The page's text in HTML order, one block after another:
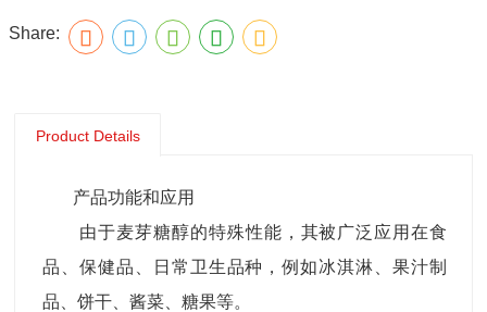
Share:
Product Details
产品功能和应用
由于麦芽糖醇的特殊性能，其被广泛应用在食
品、保健品、日常卫生品种，例如冰淇淋、果汁制
品、饼干、酱菜、糖果等。